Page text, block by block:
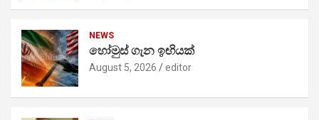
NEWS
හෝමුස් ගැන ඉඟියක්
August 5, 2026 editor